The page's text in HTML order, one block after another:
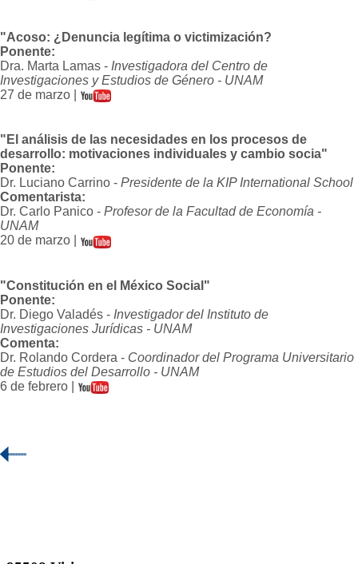
"Acoso: ¿Denuncia legítima o victimización?
Ponente:
Dra. Marta Lamas - Investigadora del Centro de
Investigaciones y Estudios de Género - UNAM
27 de marzo |
"El análisis de las necesidades en los procesos de
desarrollo: motivaciones individuales y cambio socia"
Ponente:
Dr. Luciano Carrino - Presidente de la KIP International School
Comentarista:
Dr. Carlo Panico - Profesor de la Facultad de Economía -
UNAM
20 de marzo |
"Constitución en el México Social"
Ponente:
Dr. Diego Valadés - Investigador del Instituto de
Investigaciones Jurídicas - UNAM
Comenta:
Dr. Rolando Cordera - Coordinador del Programa Universitario
de Estudios del Desarrollo - UNAM
6 de febrero |